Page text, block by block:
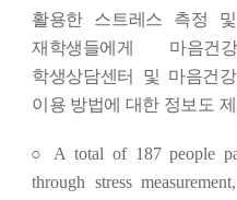
활용한 스트레스 측정
재학생들에게 마음건강
학생상담센터 및 마음건
이용 방법에 대한 정보도
○ A total of 187 people
through stress